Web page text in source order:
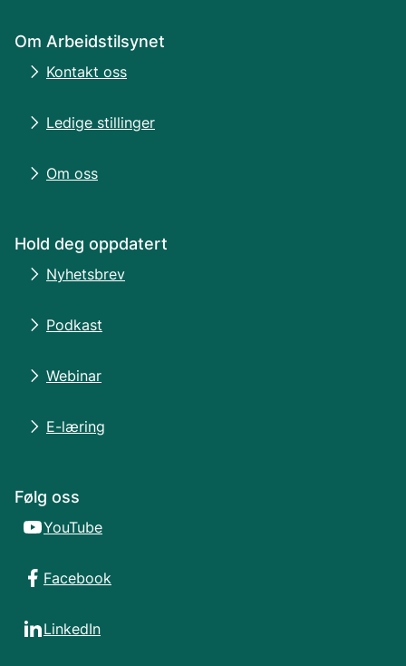
Om Arbeidstilsynet
Kontakt oss
Ledige stillinger
Om oss
Hold deg oppdatert
Nyhetsbrev
Podkast
Webinar
E-læring
Følg oss
YouTube
Facebook
LinkedIn